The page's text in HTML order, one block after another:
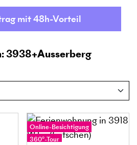
mit 48h-Vorteil
3938+Ausserberg
Online-Besichtigung
360°-Tour